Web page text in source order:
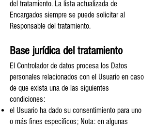
del tratamiento. La lista actualizada de
Encargados siempre se puede solicitar al
Responsable del tratamiento.
Base jurídica del tratamiento
El Controlador de datos procesa los Datos
personales relacionados con el Usuario en caso
de que exista una de las siguientes
condiciones:
el Usuario ha dado su consentimiento para uno
o más fines específicos; Nota: en algunas